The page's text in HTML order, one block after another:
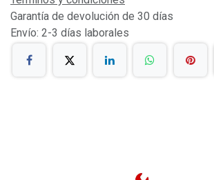
Garantía de devolución de 30 días
Envío: 2-3 días laborales